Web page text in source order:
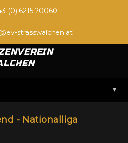
(0) 6215 20060
strasswalchen.at
▾
- Nationalliga